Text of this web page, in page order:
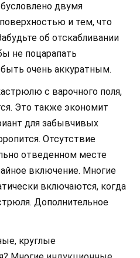
двумя
и тем, что
об отскабливании
не поцарапать
очень аккуратным.
с варочного поля,
Это также экономит
для забывчивых
Отсутствие
отведенном месте
включение. Многие
включаются, когда
Дополнительное
круглые